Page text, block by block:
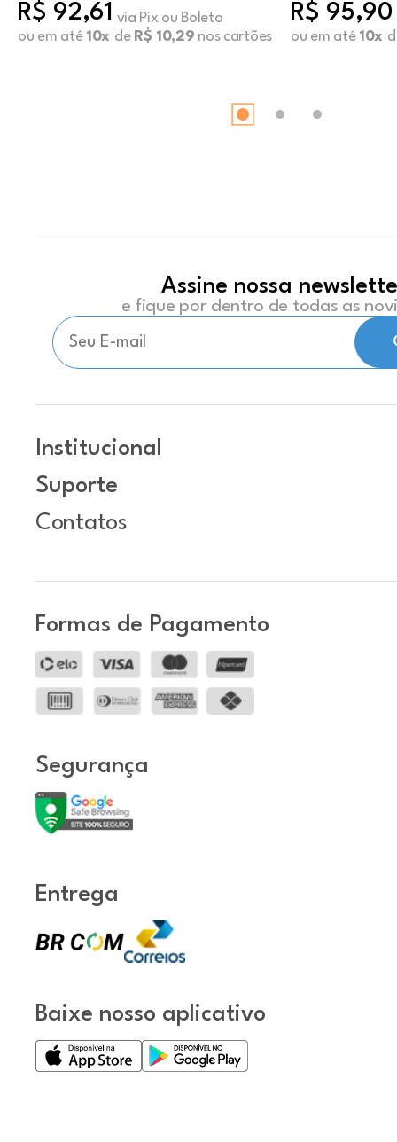
R$ 92,61 via Pix ou Boleto
ou em até 10x de R$ 10,29 nos cartões
R$ 95,90
ou em até 10x
Assine nossa
e fique por dentro de todas as
Institucional
Suporte
Contatos
Formas de Pagamento
Segurança
Entrega
Baixe nosso aplicativo